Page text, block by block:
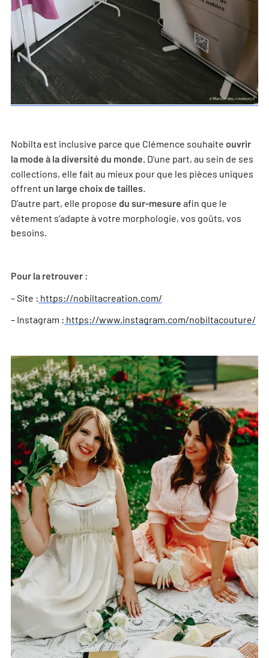
Nobilta est inclusive parce que Clémence souhaite ouvrir
la mode à la diversité du monde . D’une part, au sein de ses
collections, elle fait au mieux pour que les pièces uniques
offrent un large choix de tailles
D’autre part, elle propose du sur-mesure afin que le
vêtement s’adapte à votre morphologie, vos goûts, vos
besoins.
Pour la retrouver :
– Site : https://nobiltacreation.com/
– Instagram : https://www.instagram.com/nobiltacouture/